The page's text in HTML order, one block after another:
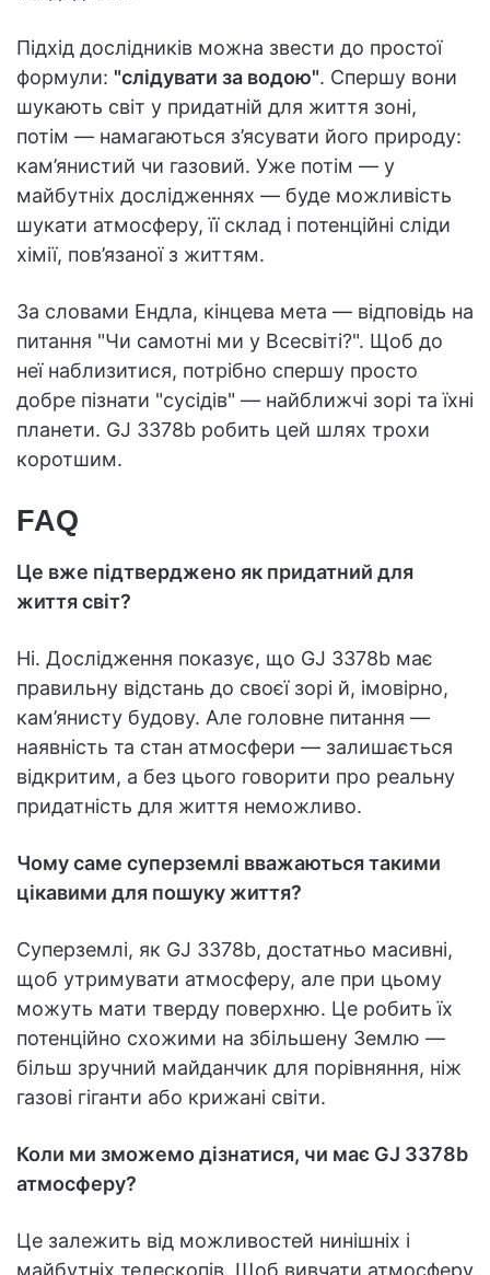
Підхід дослідників можна звести до простої
формули: "слідувати за водою". Спершу вони
шукають світ у придатній для життя зоні,
потім — намагаються з’ясувати його природу:
кам’янистий чи газовий. Уже потім — у
майбутніх дослідженнях — буде можливість
шукати атмосферу, її склад і потенційні сліди
хімії, пов’язаної з життям.
За словами Ендла, кінцева мета — відповідь на
питання "Чи самотні ми у Всесвіті?". Щоб до
неї наблизитися, потрібно спершу просто
добре пізнати "сусідів" — найближчі зорі та їхні
планети. GJ 3378b робить цей шлях трохи
коротшим.
FAQ
Це вже підтверджено як придатний для
життя світ?
Ні. Дослідження показує, що GJ 3378b має
правильну відстань до своєї зорі й, імовірно,
кам’янисту будову. Але головне питання —
наявність та стан атмосфери — залишається
відкритим, а без цього говорити про реальну
придатність для життя неможливо.
Чому саме суперземлі вважаються такими
цікавими для пошуку життя?
Суперземлі, як GJ 3378b, достатньо масивні,
щоб утримувати атмосферу, але при цьому
можуть мати тверду поверхню. Це робить їх
потенційно схожими на збільшену Землю —
більш зручний майданчик для порівняння, ніж
газові гіганти або крижані світи.
Коли ми зможемо дізнатися, чи має GJ 3378b
атмосферу?
Це залежить від можливостей нинішніх і
майбутніх телескопів. Щоб вивчати атмосферу